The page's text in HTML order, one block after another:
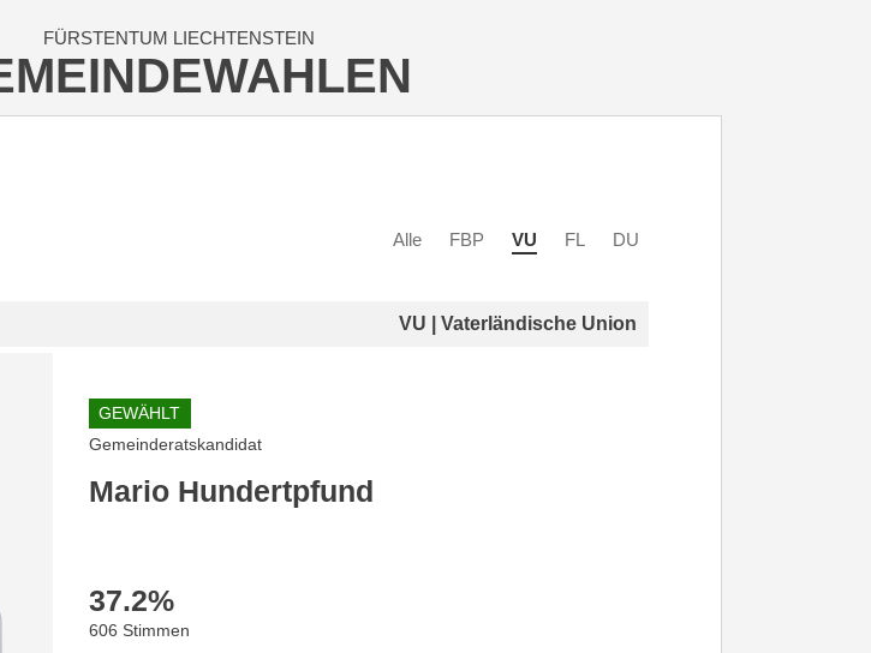
FÜRSTENTUM LIECHTENSTEIN
Alle FBP VU FL DU
VU | Vaterländische Union
GEWÄHLT
Gemeinderatskandidat
Mario Hundertpfund
37.2%
606 Stimmen